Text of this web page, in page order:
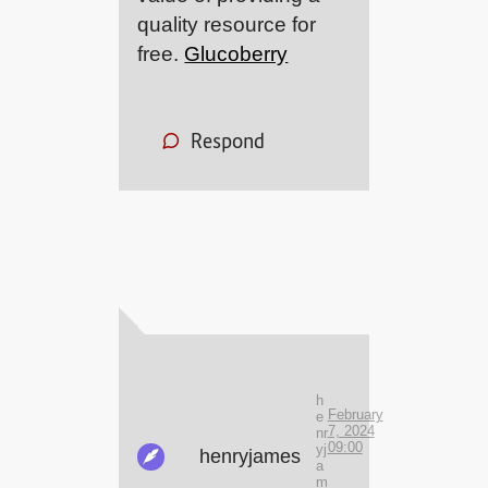
quality resource for
free. Glucoberry
Respond
henryjames
h
e
nr
yj
a
m
February
7, 2024
09:00